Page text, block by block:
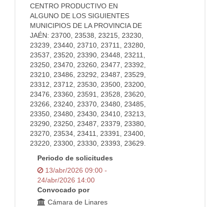
CENTRO PRODUCTIVO EN
ALGUNO DE LOS SIGUIENTES
MUNICIPIOS DE LA PROVINCIA DE
JAÉN: 23700, 23538, 23215, 23230,
23239, 23440, 23710, 23711, 23280,
23537, 23520, 23390, 23448, 23211,
23250, 23470, 23260, 23477, 23392,
23210, 23486, 23292, 23487, 23529,
23312, 23712, 23530, 23500, 23200,
23476, 23360, 23591, 23528, 23620,
23266, 23240, 23370, 23480, 23485,
23350, 23480, 23430, 23410, 23213,
23290, 23250, 23487, 23379, 23380,
23270, 23534, 23411, 23391, 23400,
23220, 23300, 23330, 23393, 23629.
Periodo de solicitudes
13/abr/2026 09:00 -
24/abr/2026 14:00
Convocado por
Cámara de Linares